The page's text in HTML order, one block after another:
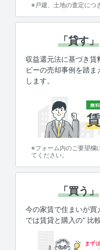
※戸建、土地の査定につ
「貸す」
収益還元法に基づき賃
ビーの売却事例を踏
します。
※フォーム内のご要望欄
てください。
「買う」
今の家賃で住まいが買
では賃貸と購入の“ 比